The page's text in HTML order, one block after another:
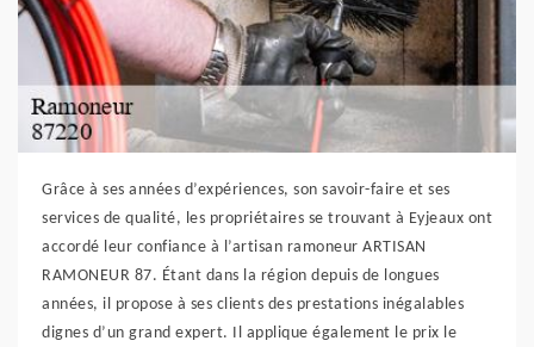
Grâce à ses années d’expériences, son savoir-faire et ses
services de qualité, les propriétaires se trouvant à Eyjeaux ont
accordé leur confiance à l’artisan ramoneur ARTISAN
RAMONEUR 87. Étant dans la région depuis de longues
années, il propose à ses clients des prestations inégalables
dignes d’un grand expert. Il applique également le prix le